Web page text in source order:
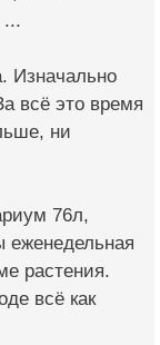
...
Изначально
всё это время
ни
76л,
еженедельная
растения.
всё как